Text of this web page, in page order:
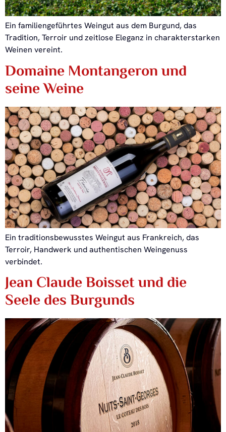
Ein familiengeführtes Weingut aus dem Burgund, das
Tradition, Terroir und zeitlose Eleganz in charakterstarken
Weinen vereint.
Domaine Montangeron und
seine Weine
Ein traditionsbewusstes Weingut aus Frankreich, das
Terroir, Handwerk und authentischen Weingenuss
verbindet.
Jean Claude Boisset und die
Seele des Burgunds